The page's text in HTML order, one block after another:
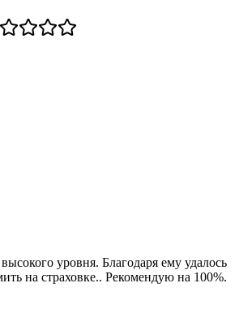
уровня. Благодаря ему удалось
на страховке.. Рекомендую на 100%.